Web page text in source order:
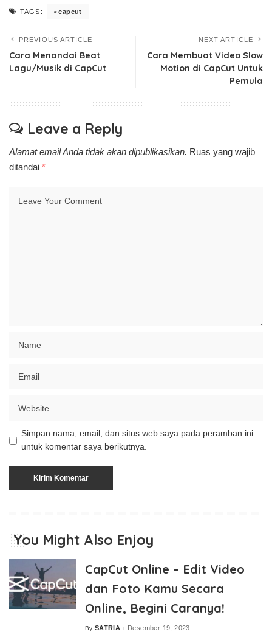
TAGS: capcut
PREVIOUS ARTICLE
Cara Menandai Beat
Lagu/Musik di CapCut
NEXT ARTICLE
Cara Membuat Video Slow
Motion di CapCut Untuk
Pemula
Leave a Reply
Alamat email Anda tidak akan dipublikasikan. Ruas yang wajib
ditandai *
Simpan nama, email, dan situs web saya pada peramban ini
untuk komentar saya berikutnya.
You Might Also Enjoy
CapCut Online – Edit Video
dan Foto Kamu Secara
Online, Begini Caranya!
Posted
By SATRIA Desember 19, 2023